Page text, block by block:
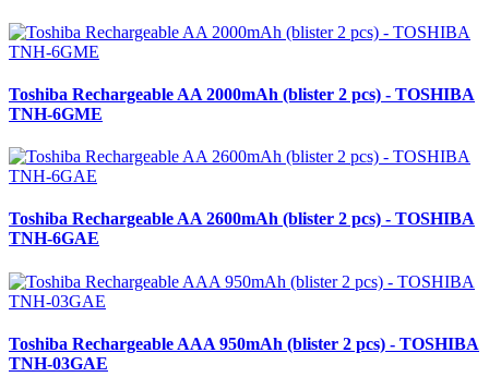
Toshiba Rechargeable AA 2000mAh (blister 2 pcs) - TOSHIBA
TNH-6GME
Toshiba Rechargeable AA 2600mAh (blister 2 pcs) - TOSHIBA
TNH-6GAE
Toshiba Rechargeable AAA 950mAh (blister 2 pcs) - TOSHIBA
TNH-03GAE